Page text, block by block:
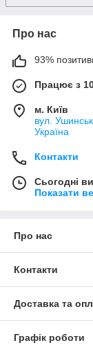
Про нас
93%
Працює з
м. Київ
вул.
Україна
Контакти
Сьогодні
Показати
Про нас
Контакти
Доставка та
Графік роботи